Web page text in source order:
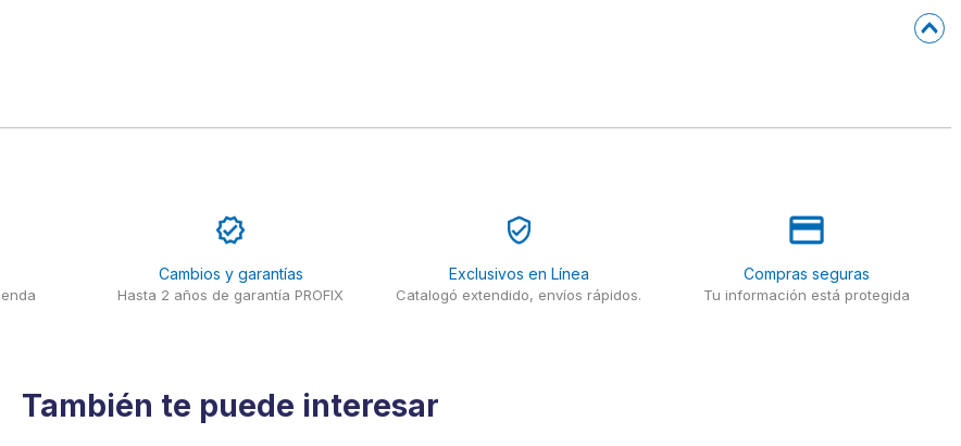
Cambios y garantías
Hasta 2 años de garantía PROFIX
Exclusivos en Línea
Catalogó extendido, envíos rápidos.
Compras seguras
Tu información está protegida
También te puede interesar